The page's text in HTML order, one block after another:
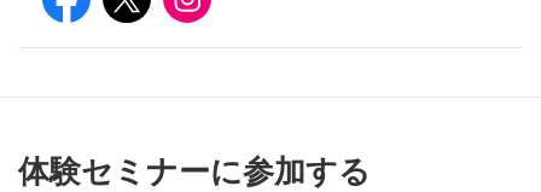
体験セミナーに参加する